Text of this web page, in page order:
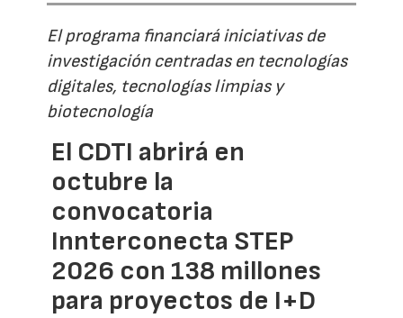
El programa financiará iniciativas de
investigación centradas en tecnologías
digitales, tecnologías limpias y
biotecnología
El CDTI abrirá en
octubre la
convocatoria
Innterconecta STEP
2026 con 138 millones
para proyectos de I+D